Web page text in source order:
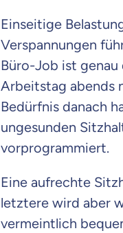
Einseitige
Verspannungen
Büro-Job ist genau
Arbeitstag abends
Bedürfnis danach
ungesunden
vorprogrammiert.
Eine aufrechte
letztere wird aber
vermeintlich
Weil es
dich gut
Wir möchten, dass
Vergleich mit
Wir helfen dir